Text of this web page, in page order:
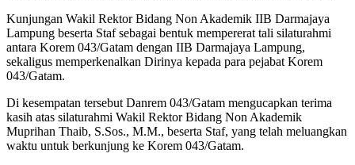
Kunjungan Wakil Rektor Bidang Non Akademik IIB Darmajaya
Lampung beserta Staf sebagai bentuk mempererat tali silaturahmi
antara Korem 043/Gatam dengan IIB Darmajaya Lampung,
sekaligus memperkenalkan Dirinya kepada para pejabat Korem
043/Gatam.
Di kesempatan tersebut Danrem 043/Gatam mengucapkan terima
kasih atas silaturahmi Wakil Rektor Bidang Non Akademik
Muprihan Thaib, S.Sos., M.M., beserta Staf, yang telah meluangkan
waktu untuk berkunjung ke Korem 043/Gatam.